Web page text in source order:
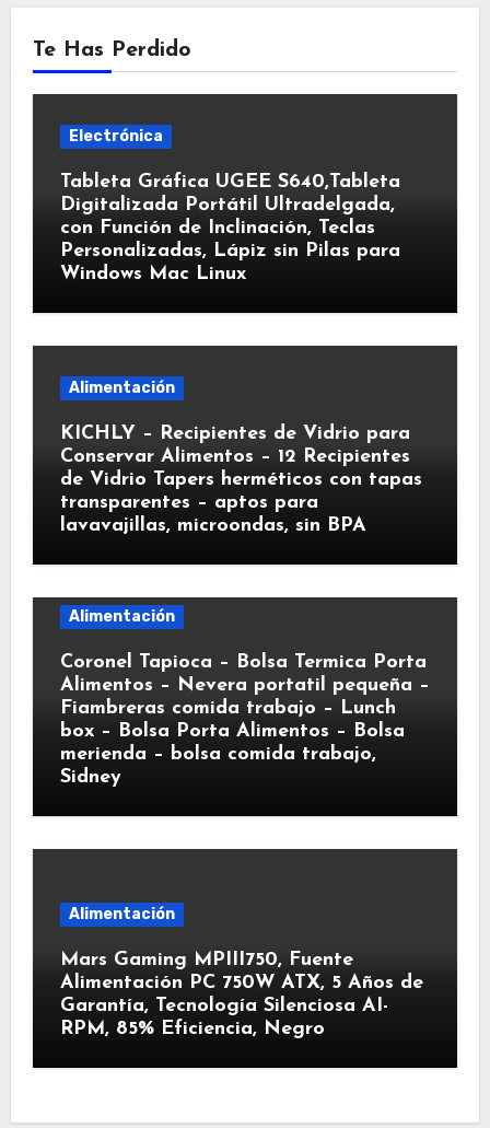
Te Has Perdido
Electrónica
Tableta Gráfica UGEE S640,Tableta
Digitalizada Portátil Ultradelgada,
con Función de Inclinación, Teclas
Personalizadas, Lápiz sin Pilas para
Windows Mac Linux
Alimentación
KICHLY – Recipientes de Vidrio para
Conservar Alimentos – 12 Recipientes
de Vidrio Tapers herméticos con tapas
transparentes – aptos para
lavavajillas, microondas, sin BPA
Alimentación
Coronel Tapioca – Bolsa Termica Porta
Alimentos – Nevera portatil pequeña –
Fiambreras comida trabajo – Lunch
box – Bolsa Porta Alimentos – Bolsa
merienda – bolsa comida trabajo,
Sidney
Alimentación
Mars Gaming MPIII750, Fuente
Alimentación PC 750W ATX, 5 Años de
Garantía, Tecnología Silenciosa AI-
RPM, 85% Eficiencia, Negro